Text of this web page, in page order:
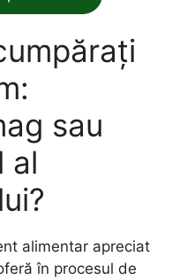
sau
al
alimentar apreciat
în procesul de